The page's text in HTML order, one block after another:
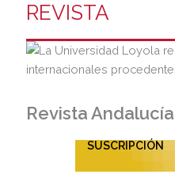
REVISTA
Revista
SUSCRIPCIÓN